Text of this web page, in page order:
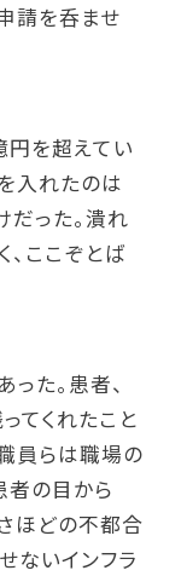
請を呑ませ
を超えてい
入れたのは
だった。潰れ
ここぞとば
た。患者、
てくれたこと
員らは職場の
者の目から
ほどの不都合
ないインフラ